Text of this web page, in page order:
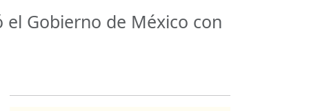
Gobierno de México con